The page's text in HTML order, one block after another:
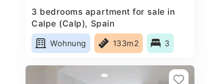
3 bedrooms apartment for sale in
Calpe (Calp), Spain
Wohnung
133m2 3